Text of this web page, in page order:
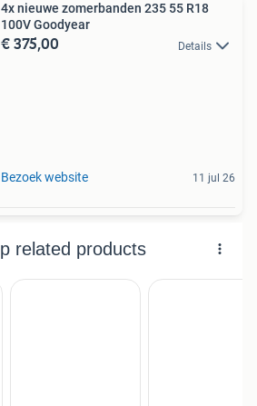
4x nieuwe zomerbanden 235 55 R18
100V Goodyear
€ 375,00 Details
Bezoek website 11 jul 26